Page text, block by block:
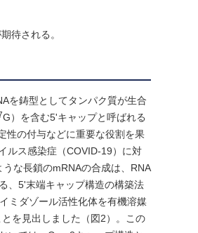
待される。
を鋳型としてタンパク質が生合
G）を含む5ʹキャップと呼ばれる
性の付与などに重要な役割を果
ルス感染症（COVID-19）に対
な長鎖のmRNAの合成は、RNA
、5ʹ末端キャップ構造の構築法
ミダゾール活性化体を有機溶媒
を見出しました（図2）。この